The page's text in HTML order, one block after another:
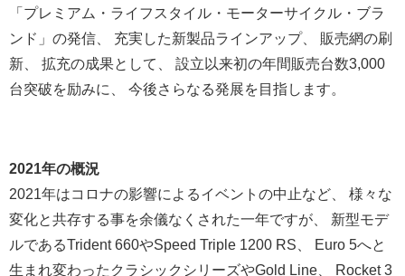
「プレミアム・ライフスタイル・ モーターサイクル・ブラ
ンド」の発信、 充実した新製品ラインアップ、 販売網の刷
新、 拡充の成果として、 設立以来初の年間販売台数3,000
台突破を励みに、 今後さらなる発展を目指します。
2021年の概況
2021年はコロナの影響によるイベントの中止など、 様々な
変化と共存する事を余儀なくされた一年ですが、 新型モデ
ルであるTrident 660やSpeed Triple 1200 RS、 Euro 5へと
生まれ変わったクラシックシリーズやGold Line、 Rocket 3